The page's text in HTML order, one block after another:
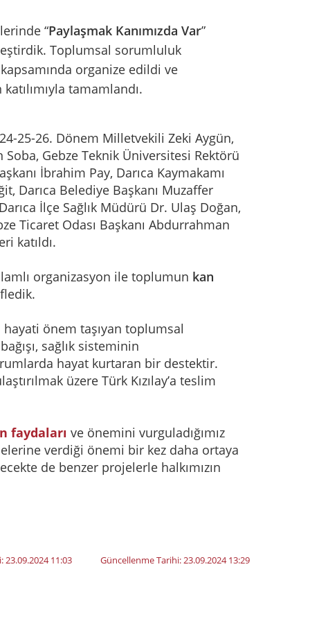
“Paylaşmak Kanımızda Var”
Toplumsal sorumluluk
organize edildi ve
tamamlandı.
25-26. Dönem Milletvekili Zeki Aygün,
Gebze Teknik Üniversitesi Rektörü
İbrahim Pay, Darıca Kaymakamı
Darıca Belediye Başkanı Muzaffer
İlçe Sağlık Müdürü Dr. Ulaş Doğan,
Ticaret Odası Başkanı Abdurrahman
katıldı.
organizasyon ile toplumun kan
hayati önem taşıyan toplumsal
sağlık sisteminin
hayat kurtaran bir destektir.
üzere Türk Kızılay’a teslim
faydaları ve önemini vurguladığımız
verdiği önemi bir kez daha ortaya
de benzer projelerle halkımızın
Güncellenme Tarihi:23.09.2024 13:29
23.09.2024 11:03